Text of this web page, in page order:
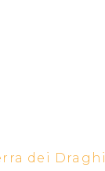
dei Draghi